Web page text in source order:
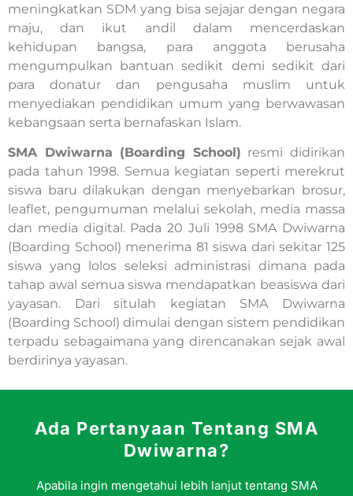
meningkatkan SDM yang bisa sejajar dengan negara
maju, dan ikut andil dalam mencerdaskan
kehidupan bangsa, para anggota berusaha
mengumpulkan bantuan sedikit demi sedikit dari
para donatur dan pengusaha muslim untuk
menyediakan pendidikan umum yang berwawasan
kebangsaan serta bernafaskan Islam.
SMA Dwiwarna (Boarding School) resmi didirikan
pada tahun 1998. Semua kegiatan seperti merekrut
siswa baru dilakukan dengan menyebarkan brosur,
leaflet, pengumuman melalui sekolah, media massa
dan media digital. Pada 20 Juli 1998 SMA Dwiwarna
(Boarding School) menerima 81 siswa dari sekitar 125
siswa yang lolos seleksi administrasi dimana pada
tahap awal semua siswa mendapatkan beasiswa dari
yayasan. Dari situlah kegiatan SMA Dwiwarna
(Boarding School) dimulai dengan sistem pendidikan
terpadu sebagaimana yang direncanakan sejak awal
berdirinya yayasan.
Ada Pertanyaan Tentang SMA
Dwiwarna?
Apabila ingin mengetahui lebih lanjut tentang SMA